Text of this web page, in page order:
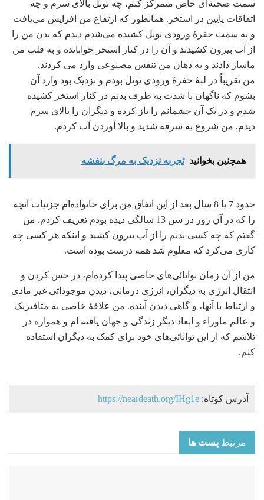
سمت صحنه‌ای خاص متمرکز کنم، چه تونل بالای سرم و چه
اتفاقات پایین در استخر. همانطور که ارتفاع من افزایش می‌یافت
و به سمت حفرۀ ورودی تونل کشیده می‌شدم دیدم که بدن من را
از آب بیرون کشیدند و آن را در کنار استخر خوابانده و به قلب من
ماساژ دادند و به دهان من تنفس مصنوعی وارد می کردند.
من تقریباً در لبۀ حفرۀ ورودی تونل بودم و نزدیک بود وارد آن
بشوم که ناگهان با شدت به طرف بدنم در کنار استخر کشیده
شدم و در یک آن چشمانم را باز کرده و دیگران را بالای سرم
دیدم. من شروع به سرفه شدید و بالا آوردن آب کردم.
همچنین بخوانید تجربه نزدیک به مرگ بنفشه
حدود 7 یا 8 سال بعد از این اتفاق من برای خانواده‌ام جزئیات آنچه
را که در آن روز در سن 13 سالگی دیده بودم تعریف کردم. من
گفتم که چه کسی بدنم را از آب بیرون کشید و اینکه هر کسی چه
کاری می‌کرد که معلوم شد همه درست بوده است.
من از آن زمان توانائی‌های خاصی پیدا کرده‌ام، در حس کردن و
انتقال انرژی به دیگران، انرژی درمانی، دیدن موجوداتی غیر مادی
و ارتباط با آنها، و گاهی دیدن آینده. من علاقۀ خاصی به متافیزیک
و عالم ماوراء و ابعاد دیگر زندگی و جهان یافته ام و همواره در
تلاشم که از این توانائی‌های خود برای کمک به دیگران استفاده
کنم.
آدرس کوتاه: https://neardeath.org/IHg1e
مرتبط پست ها